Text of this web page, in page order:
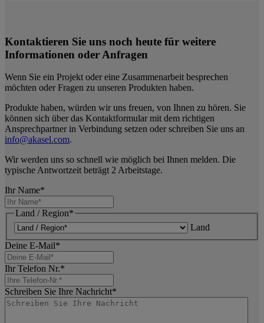
Kontaktieren Sie uns noch heute für weitere
Informationen oder Anfragen
Wenn Sie ein Projekt oder eine Zusammenarbeit besprechen
möchten oder Fragen zu unseren Produkten haben.
Produkte haben, würden wir uns freuen, von Ihnen zu hören. Sie
können sich über das Kontaktformular mit dem richtigen
Ansprechpartner in Verbindung setzen oder schreiben Sie uns an
info@akasel.com.
Wir werden uns so schnell wie möglich bei Ihnen melden. Die
typische Antwortzeit beträgt 2 Arbeitstage.
Ihr Name*
Land / Region*
Land
Deine E-Mail*
Ihr Telefon Nr.*
Schreiben Sie Ihre Nachricht*